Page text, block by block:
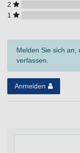
2
1
Melden Sie sich an,
verfassen.
Anmelden